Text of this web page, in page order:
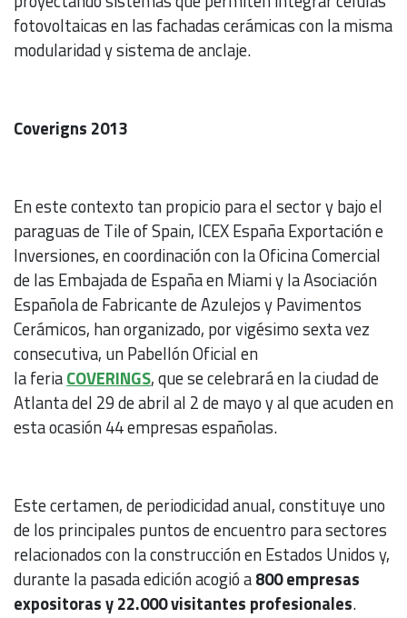
fotovoltaicas en las fachadas cerámicas con la misma
modularidad y sistema de anclaje.
Coverigns 2013
En este contexto tan propicio para el sector y bajo el
paraguas de Tile of Spain, ICEX España Exportación e
Inversiones, en coordinación con la Oficina Comercial
de las Embajada de España en Miami y la Asociación
Española de Fabricante de Azulejos y Pavimentos
Cerámicos, han organizado, por vigésimo sexta vez
consecutiva, un Pabellón Oficial en
la feriaCOVERINGS, que se celebrará en la ciudad de
Atlanta del 29 de abril al 2 de mayo y al que acuden en
esta ocasión 44 empresas españolas.
Este certamen, de periodicidad anual, constituye uno
de los principales puntos de encuentro para sectores
relacionados con la construcción en Estados Unidos y,
durante la pasada edición acogió a800 empresas
expositoras y 22.000 visitantes profesionales.